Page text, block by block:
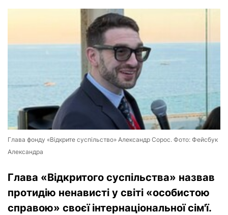
Глава фонду «Відкрите суспільство» Александр Сорос. Фото: Фейсбук
Александра
Глава «Відкритого суспільства» назвав
протидію ненависті у світі «особистою
справою» своєї інтернаціональної сім'ї.